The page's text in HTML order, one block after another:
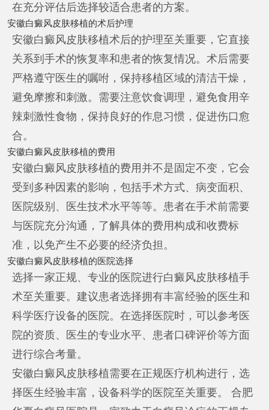
在充分评估后选择较适合患者的方案。
安徽白癜风皮肤移植的术后护理
安徽白癜风皮肤移植术后的护理至关重要，它直接
关系到手术的恢复率和患者的恢复情况。术后需要
严格遵守医生的嘱咐，保持移植区域的清洁干燥，
避免摩擦和刺激。需要注意饮食调理，避免食用辛
辣刺激性食物，保持良好的作息习惯，促进伤口愈
合。
安徽白癜风皮肤移植的费用
安徽白癜风皮肤移植的费用并不是固定不变，它会
受到多种因素的影响，包括手术方式、病变面积、
医院级别、医生技术水平等等。患者在手术前需要
与医院充分沟通，了解具体的费用构成和收费标
准，以免产生不必要的经济负担。
安徽白癜风皮肤移植的医院选择
选择一家正规、专业的医院进行白癜风皮肤移植手
术至关重要。建议患者选择拥有丰富经验的医生和
科学医疗设备的医院。在选择医院时，可以参考医
院的资质、医生的专业水平、患者口碑评价等方面
进行综合考量。
安徽白癜风皮肤移植需要在正规医疗机构进行，选
择医生经验丰富，设备科学的医院至关重要。 合肥